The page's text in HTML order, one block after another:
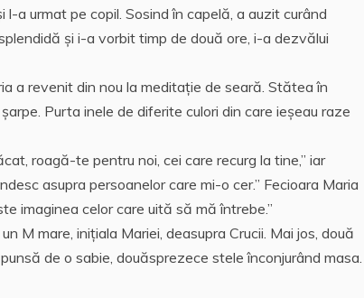
a urmat pe copil. Sosind în capelă, a auzit curând
și i-a vorbit timp de două ore, i-a dezvălui
a revenit din nou la meditație de seară. Stătea în
Purta inele de diferite culori din care ieşeau raze
roagă-te pentru noi, cei care recurg la tine,” iar
asupra persoanelor care mi-o cer.” Fecioara Maria
imaginea celor care uită să mă întrebe.”
M mare, inițiala Mariei, deasupra Crucii. Mai jos, două
de o sabie, douăsprezece stele înconjurând masa.